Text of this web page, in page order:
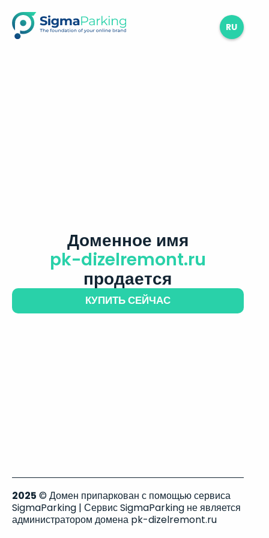
RU
Доменное имя
pk-dizelremont.ru
продается
КУПИТЬ СЕЙЧАС
2025 © Домен припаркован с помощью сервиса
SigmaParking | Сервис SigmaParking не является
администратором домена pk-dizelremont.ru